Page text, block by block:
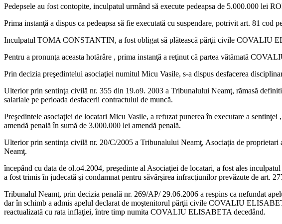
Pedepsele au fost contopite, inculpatul urmând să execute pedeapsa de 5.000.000 lei
Prima instanţă a dispus ca pedeapsa să fie executată cu suspendare, potrivit art. 81 cod
Inculpatul TOMA CONSTANTIN, a fost obligat să plătească părţii civile COVALIU
Pentru a pronunţa aceasta hotărâre , prima instanţă a reţinut că partea vătămată
Prin decizia preşedintelui asociaţiei numitul Micu Vasile, s-a dispus desfacerea
Ulterior prin sentinţa civilă nr. 355 din 19.o9. 2003 a Tribunalului Neamţ, rămasă
salariale pe perioada desfacerii contractului de muncă.
Preşedintele asociaţiei de locatari Micu Vasile, a refuzat punerea în executare a
amendă penală în sumă de 3.000.000 lei amendă penală.
Ulterior prin sentinţa civilă nr. 20/C/2005 a Tribunalului Neamţ, Asociaţia de
Neamţ.
începând cu data de ol.o4.2004, preşedinte al Asociaţiei de locatari, a fost ales
a fost trimis în judecată şi condamnat pentru săvârşirea infracţiunilor prevăzute de art.
Tribunalul Neamţ, prin decizia penală nr. 269/AP/ 29.06.2006 a respins ca nefundat
dar în schimb a admis apelul declarat de moştenitorul părţii civile COVALIU
reactualizată cu rata inflaţiei, între timp numita COVALIU ELISABETA decedând.